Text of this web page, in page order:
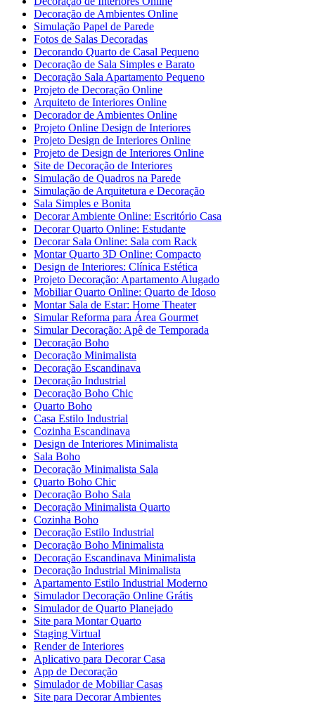
Decoração de Ambientes Online
Simulação Papel de Parede
Fotos de Salas Decoradas
Decorando Quarto de Casal Pequeno
Decoração de Sala Simples e Barato
Decoração Sala Apartamento Pequeno
Projeto de Decoração Online
Arquiteto de Interiores Online
Decorador de Ambientes Online
Projeto Online Design de Interiores
Projeto Design de Interiores Online
Projeto de Design de Interiores Online
Site de Decoração de Interiores
Simulação de Quadros na Parede
Simulação de Arquitetura e Decoração
Sala Simples e Bonita
Decorar Ambiente Online: Escritório Casa
Decorar Quarto Online: Estudante
Decorar Sala Online: Sala com Rack
Montar Quarto 3D Online: Compacto
Design de Interiores: Clínica Estética
Projeto Decoração: Apartamento Alugado
Mobiliar Quarto Online: Quarto de Idoso
Montar Sala de Estar: Home Theater
Simular Reforma para Área Gourmet
Simular Decoração: Apê de Temporada
Decoração Boho
Decoração Minimalista
Decoração Escandinava
Decoração Industrial
Decoração Boho Chic
Quarto Boho
Casa Estilo Industrial
Cozinha Escandinava
Design de Interiores Minimalista
Sala Boho
Decoração Minimalista Sala
Quarto Boho Chic
Decoração Boho Sala
Decoração Minimalista Quarto
Cozinha Boho
Decoração Estilo Industrial
Decoração Boho Minimalista
Decoração Escandinava Minimalista
Decoração Industrial Minimalista
Apartamento Estilo Industrial Moderno
Simulador Decoração Online Grátis
Simulador de Quarto Planejado
Site para Montar Quarto
Staging Virtual
Render de Interiores
Aplicativo para Decorar Casa
App de Decoração
Simulador de Mobiliar Casas
Site para Decorar Ambientes